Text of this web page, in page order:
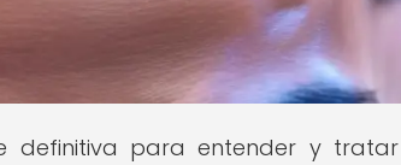
definitiva para entender y